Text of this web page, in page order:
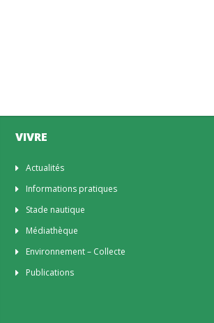
VIVRE
Actualités
Informations pratiques
Stade nautique
Médiathèque
Environnement – Collecte
Publications